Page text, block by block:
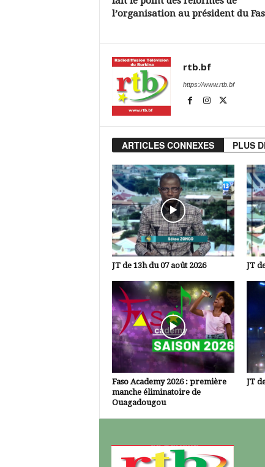
l’organisation au président du
rtb.bf
https://www.rtb.bf
ARTICLES CONNEXES PLUS
JT de 13h du 07 août 2026 JT
Faso Academy 2026 : première
manche éliminatoire de
Ouagadougou
JT